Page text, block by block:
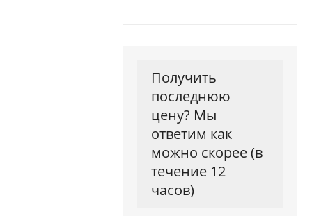
Получить
последнюю
цену? Мы
ответим как
можно скорее (в
течение 12
часов)